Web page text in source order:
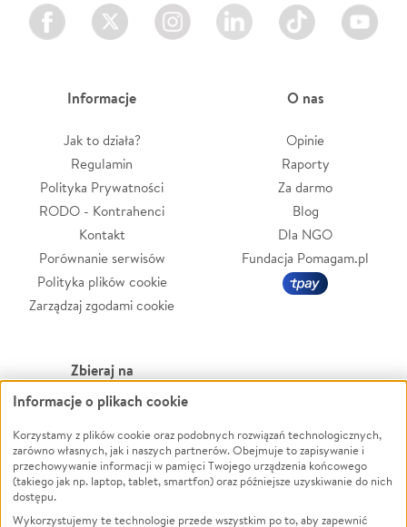
Facebook Twitter Instagram LinkedIn TikTok Youtube
Informacje
Jak to działa?
Regulamin
Polityka Prywatności
RODO - Kontrahenci
Kontakt
Porównanie serwisów
Polityka plików cookie
Zarządzaj zgodami cookie
O nas
Opinie
Raporty
Za darmo
Blog
Dla NGO
Fundacja Pomagam.pl
Zbieraj na
Leczenie
Zwierzęta
Pożar
Ukraina
Powódź
Wichura
NGO
Informacje o plikach cookie
Korzystamy z plików cookie oraz podobnych rozwiązań technologicznych,
zarówno własnych, jak i naszych partnerów. Obejmuje to zapisywanie i
przechowywanie informacji w pamięci Twojego urządzenia końcowego
(takiego jak np. laptop, tablet, smartfon) oraz późniejsze uzyskiwanie do nich
dostępu.
Wykorzystujemy te technologie przede wszystkim po to, aby zapewnić